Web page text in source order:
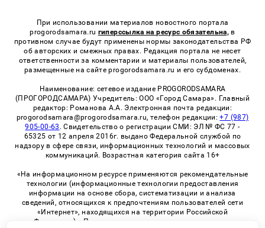
При использовании материалов новостного портала
progorodsamara.ru гиперссылка на ресурс обязательна, в
противном случае будут применены нормы законодательства РФ
об авторских и смежных правах. Редакция портала не несет
ответственности за комментарии и материалы пользователей,
размещенные на сайте progorodsamara.ru и его субдоменах.
Наименование: сетевое издание PROGORODSAMARA
(ПРОГОРОДСАМАРА) Учредитель: ООО «Город Самара». Главный
редактор: Романова А.А. Электронная почта редакции:
progorodsamara@progorodsamara.ru, телефон редакции:+7 (987)
905-00-63 . Свидетельство о регистрации СМИ: ЭЛ № ФС 77 -
65325 от 12 апреля 2016г. выдано Федеральной службой по
надзору в сфере связи, информационных технологий и массовых
коммуникаций. Возрастная категория сайта 16+
«На информационном ресурсе применяются рекомендательные
технологии (информационные технологии предоставления
информации на основе сбора, систематизации и анализа
сведений, относящихся к предпочтениям пользователей сети
«Интернет», находящихся на территории Российской
Федерации)». Правила применения рекомендательных